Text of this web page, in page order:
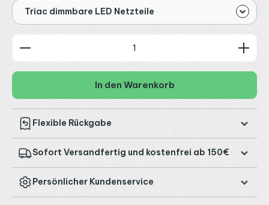
Triac dimmbare LED Netzteile
Produkt Anzahl: Gib den gewünschten Wert ein
In den Warenkorb
Flexible Rückgabe
Sofort Versandfertig und kostenfrei ab 150€
Persönlicher Kundenservice